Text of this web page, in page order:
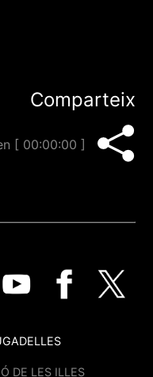
Comparteix
[ 00:00:00 ]
DE LES ILLES